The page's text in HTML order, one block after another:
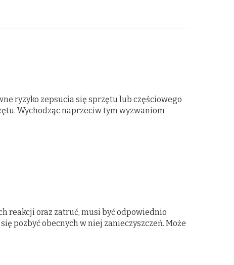
ryzyko zepsucia się sprzętu lub częściowego
Wychodząc naprzeciw tym wyzwaniom
reakcji oraz zatruć, musi być odpowiednio
pozbyć obecnych w niej zanieczyszczeń. Może